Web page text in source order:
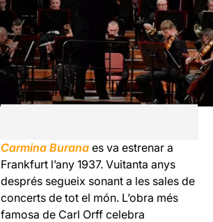
Carmina Burana es va estrenar a
Frankfurt l’any 1937. Vuitanta anys
després segueix sonant a les sales de
concerts de tot el món. L’obra més
famosa de Carl Orff celebra